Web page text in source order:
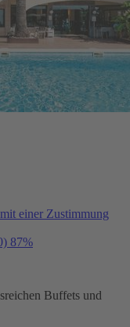
einer Zustimmung
87%
Buffets und